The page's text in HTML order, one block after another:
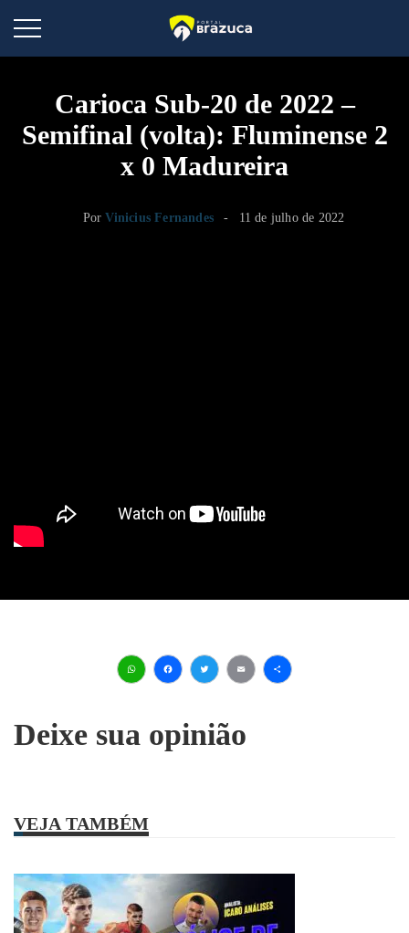
Carioca Sub-20 de 2022 –
Semifinal (volta): Fluminense 2
x 0 Madureira
PorVinicius Fernandes 11 de julho de 2022
Deixe sua opinião
VEJA TAMBÉM